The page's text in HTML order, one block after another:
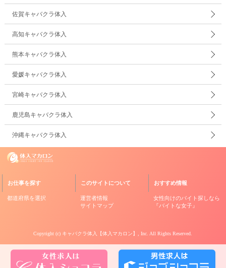
佐賀キャバクラ体入
高知キャバクラ体入
熊本キャバクラ体入
愛媛キャバクラ体入
宮崎キャバクラ体入
鹿児島キャバクラ体入
沖縄キャバクラ体入
お仕事を探す
都道府県を選択
このサイトについて
運営者情報
サイトマップ
おすすめ情報
女性向けのバイト探しなら
『バイトな女子』
Copyright (c) キャバクラ体入【体入マカロン】, Inc. All Rights Reserved.